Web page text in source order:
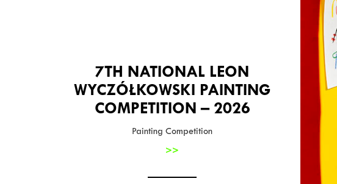
7TH NATIONAL LEON
WYCZÓŁKOWSKI PAINTING
COMPETITION – 2026
Painting Competition
>>